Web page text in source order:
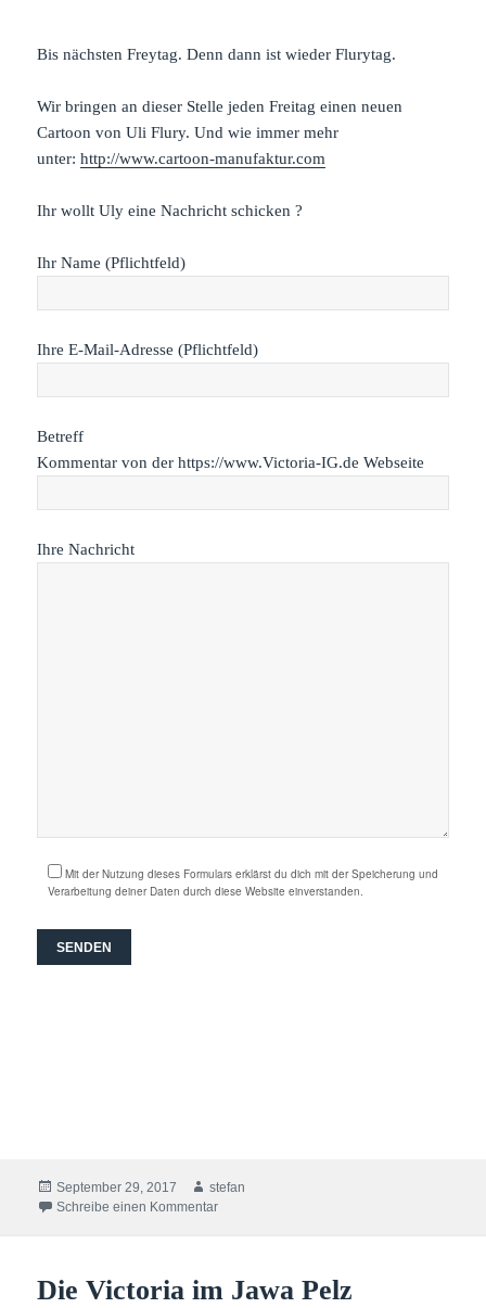
Bis nächsten Freytag. Denn dann ist wieder Flurytag.
Wir bringen an dieser Stelle jeden Freitag einen neuen
Cartoon von Uli Flury. Und wie immer mehr
unter:http://www.cartoon-manufaktur.com
Ihr wollt Uly eine Nachricht schicken ?
Ihr Name (Pflichtfeld)
Ihre E-Mail-Adresse (Pflichtfeld)
Betreff
Kommentar von der https://www.Victoria-IG.de Webseite
Ihre Nachricht
Mit der Nutzung dieses Formulars erklärst du dich mit der Speicherung und
Verarbeitung deiner Daten durch diese Website einverstanden.
Veröffentlicht
am
September 29, 2017 Autor
stefan
Schreibe einen Kommentarzu Es ist Freytag. Es ist Flurytag Y äh V
Die Victoria im Jawa Pelz